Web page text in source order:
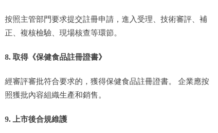
按照主管部門要求提交註冊申請，進入受理、技術審評、補
正、複核檢驗、現場核查等環節。
8. 取得《保健食品註冊證書》
經審評審批符合要求的，獲得保健食品註冊證書。 企業應按
照獲批內容組織生產和銷售。
9. 上市後合規維護